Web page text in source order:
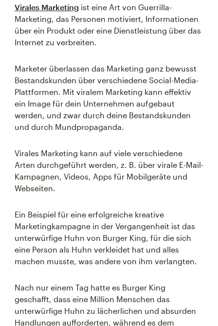
Virales Marketing ist eine Art von Guerrilla-
Marketing, das Personen motiviert, Informationen
über ein Produkt oder eine Dienstleistung über das
Internet zu verbreiten.
Marketer überlassen das Marketing ganz bewusst
Bestandskunden über verschiedene Social-Media-
Plattformen. Mit viralem Marketing kann effektiv
ein Image für dein Unternehmen aufgebaut
werden, und zwar durch deine Bestandskunden
und durch Mundpropaganda.
Virales Marketing kann auf viele verschiedene
Arten durchgeführt werden, z. B. über virale E-Mail-
Kampagnen, Videos, Apps für Mobilgeräte und
Webseiten.
Ein Beispiel für eine erfolgreiche kreative
Marketingkampagne in der Vergangenheit ist das
unterwürfige Huhn von Burger King, für die sich
eine Person als Huhn verkleidet hat und alles
machen musste, was andere von ihm verlangten.
Nach nur einem Tag hatte es Burger King
geschafft, dass eine Million Menschen das
unterwürfige Huhn zu lächerlichen und absurden
Handlungen aufforderten, während es dem